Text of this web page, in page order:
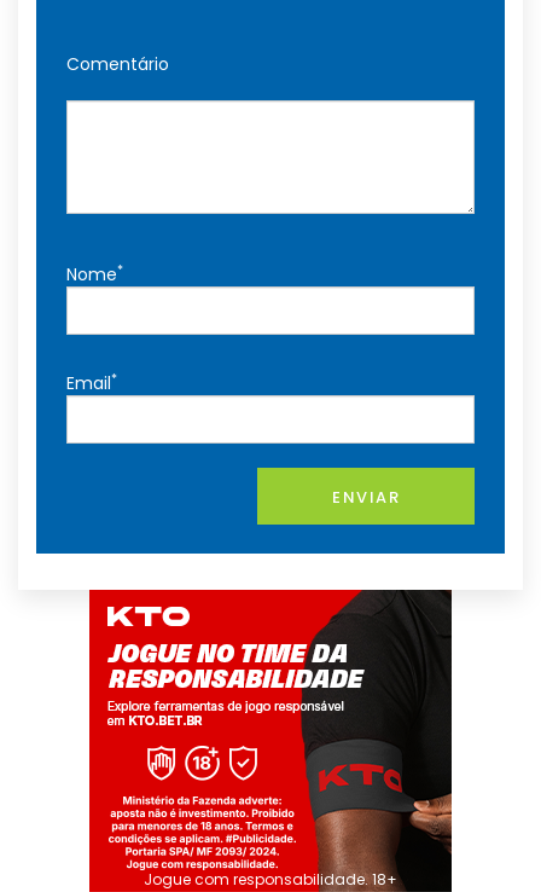
Comentário
Nome*
Email*
ENVIAR
Jogue com responsabilidade. 18+